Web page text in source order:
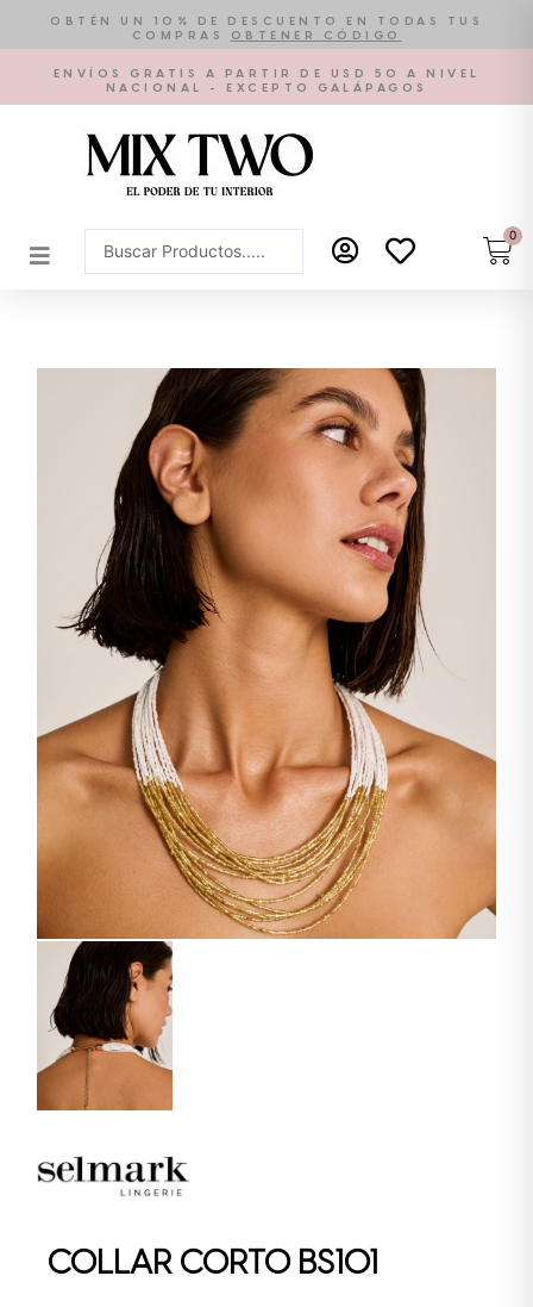
contenido
OBTÉN UN 10% DE DESCUENTO EN TODAS TUS
COMPRAS
OBTENER CÓDIGO
ENVÍOS GRATIS A PARTIR DE USD 50 A NIVEL
NACIONAL - EXCEPTO GALÁPAGOS
Search
...
0
COLLAR CORTO BS101